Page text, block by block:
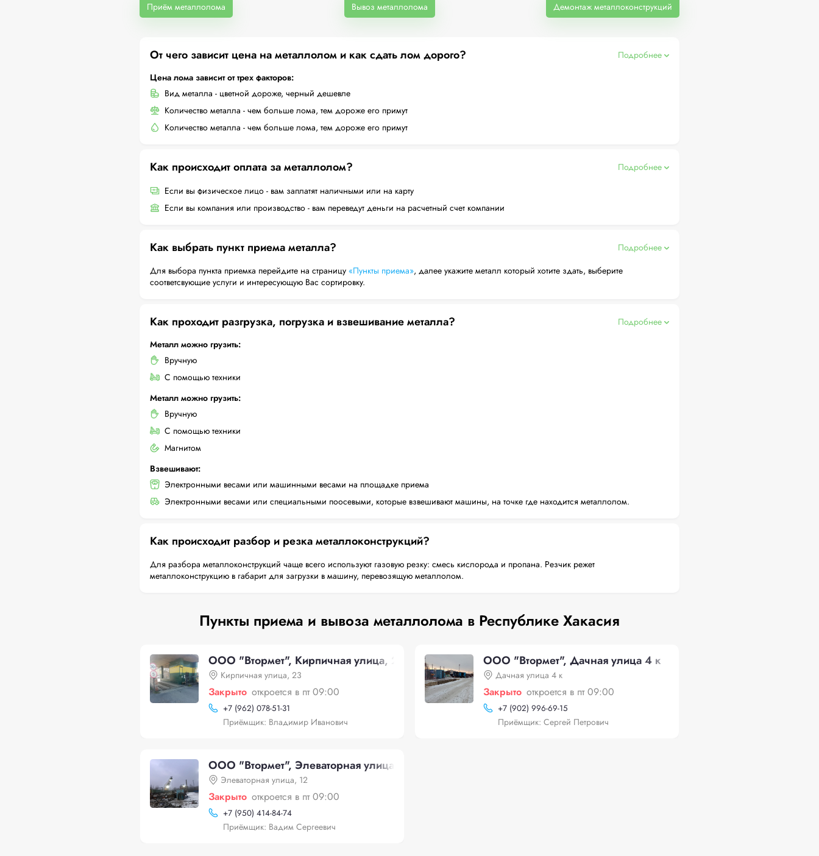
Приём металлолома Вывоз металлолома Демонтаж металлоконструкций
От чего зависит цена на металлолом и как сдать лом дорого?
Подробнее
Цена лома зависит от трех факторов:
Вид металла - цветной дороже, черный дешевле
Количество металла - чем больше лома, тем дороже его примут
Количество металла - чем больше лома, тем дороже его примут
Как происходит оплата за металлолом?
Подробнее
Если вы физическое лицо - вам заплатят наличными или на карту
Если вы компания или производство - вам переведут деньги на расчетный счет компании
Как выбрать пункт приема металла?
Подробнее
Для выбора пункта приемка перейдите на страницу «Пункты приема», далее укажите металл который хотите здать, выберите
соответсвующие услуги и интересующую Вас сортировку.
Как проходит разгрузка, погрузка и взвешивание металла?
Подробнее
Металл можно грузить:
Вручную
С помощью техники
Металл можно грузить:
Вручную
С помощью техники
Магнитом
Взвешивают:
Электронными весами или машинными весами на площадке приема
Электронными весами или специальными поосевыми, которые взвешивают машины, на точке где находится металлолом.
Как происходит разбор и резка металлоконструкций?
Для разбора металлоконструкций чаще всего используют газовую резку: смесь кислорода и пропана. Резчик режет
металлоконструкцию в габарит для загрузки в машину, перевозящую металлолом.
Пункты приема и вывоза металлолома в Республике Хакасия
ООО "Втормет", Кирпичная улица, 23
Кирпичная улица, 23
Закрыто откроется в пт 09:00
+7 (962) 078-51-31
Приёмщик: Владимир Иванович
ООО "Втормет", Дачная улица 4 к
Дачная улица 4 к
Закрыто откроется в пт 09:00
+7 (902) 996-69-15
Приёмщик: Сергей Петрович
ООО "Втормет", Элеваторная улица, 12
Элеваторная улица, 12
Закрыто откроется в пт 09:00
+7 (950) 414-84-74
Приёмщик: Вадим Сергеевич